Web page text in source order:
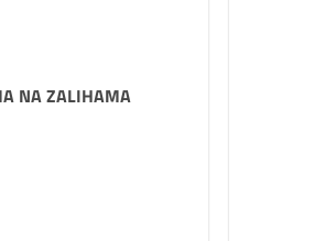
NA ZALIHAMA